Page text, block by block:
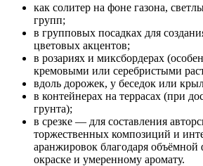
как солитер на фоне газона,
групп;
в групповых посадках для
цветовых акцентов;
в розариях и миксбордерах
кремовыми или серебристыми
вдоль дорожек, у беседок или
в контейнерах на террасах (при
грунта);
в срезке — для составления
торжественных композиций и
аранжировок благодаря
окраске и умеренному аромату.